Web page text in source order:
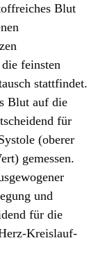
Blut
feinsten
stattfindet.
Blut auf die
für
(oberer
gemessen.
und
für die
Kreislauf-